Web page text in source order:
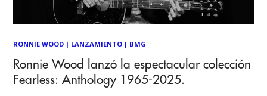
RONNIE WOOD | LANZAMIENTO | BMG
Ronnie Wood lanzó la espectacular colección
Fearless: Anthology 1965-2025.